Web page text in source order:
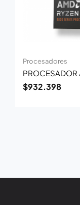
Procesadores
PROCESADOR
$932.398